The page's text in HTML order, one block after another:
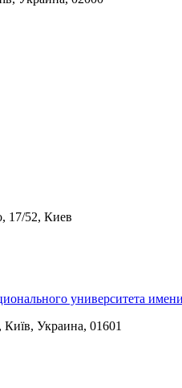
17/52, Киев
университета
Украина, 01601